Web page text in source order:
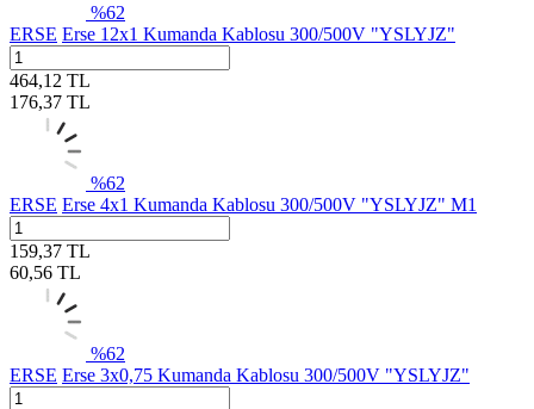
%62
ERSE Erse 12x1 Kumanda Kablosu 300/500V "YSLYJZ"
464,12 TL
176,37 TL
%62
ERSE Erse 4x1 Kumanda Kablosu 300/500V "YSLYJZ" M1
159,37 TL
60,56 TL
%62
ERSE Erse 3x0,75 Kumanda Kablosu 300/500V "YSLYJZ"